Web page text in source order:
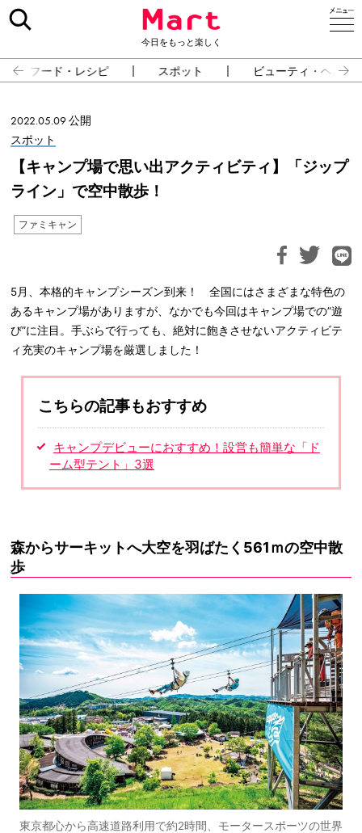
今日をもっと楽しく
フード・レシピ スポット ビューティ・ヘルス
2022.05.09 公開
スポット
【キャンプ場で思い出アクティビティ】「ジップ
ライン」で空中散歩！
ファミキャン
5月、本格的キャンプシーズン到来！ 全国にはさまざまな特色の
あるキャンプ場がありますが、なかでも今回はキャンプ場での”遊
び”に注目。手ぶらで行っても、絶対に飽きさせないアクティビテ
ィ充実のキャンプ場を厳選しました！
こちらの記事もおすすめ
キャンプデビューにおすすめ！設営も簡単な「ド
ーム型テント」3選
森からサーキットへ大空を羽ばたく561ｍの空中散
歩
東京都心から高速道路利用で約2時間、モータースポーツの世界